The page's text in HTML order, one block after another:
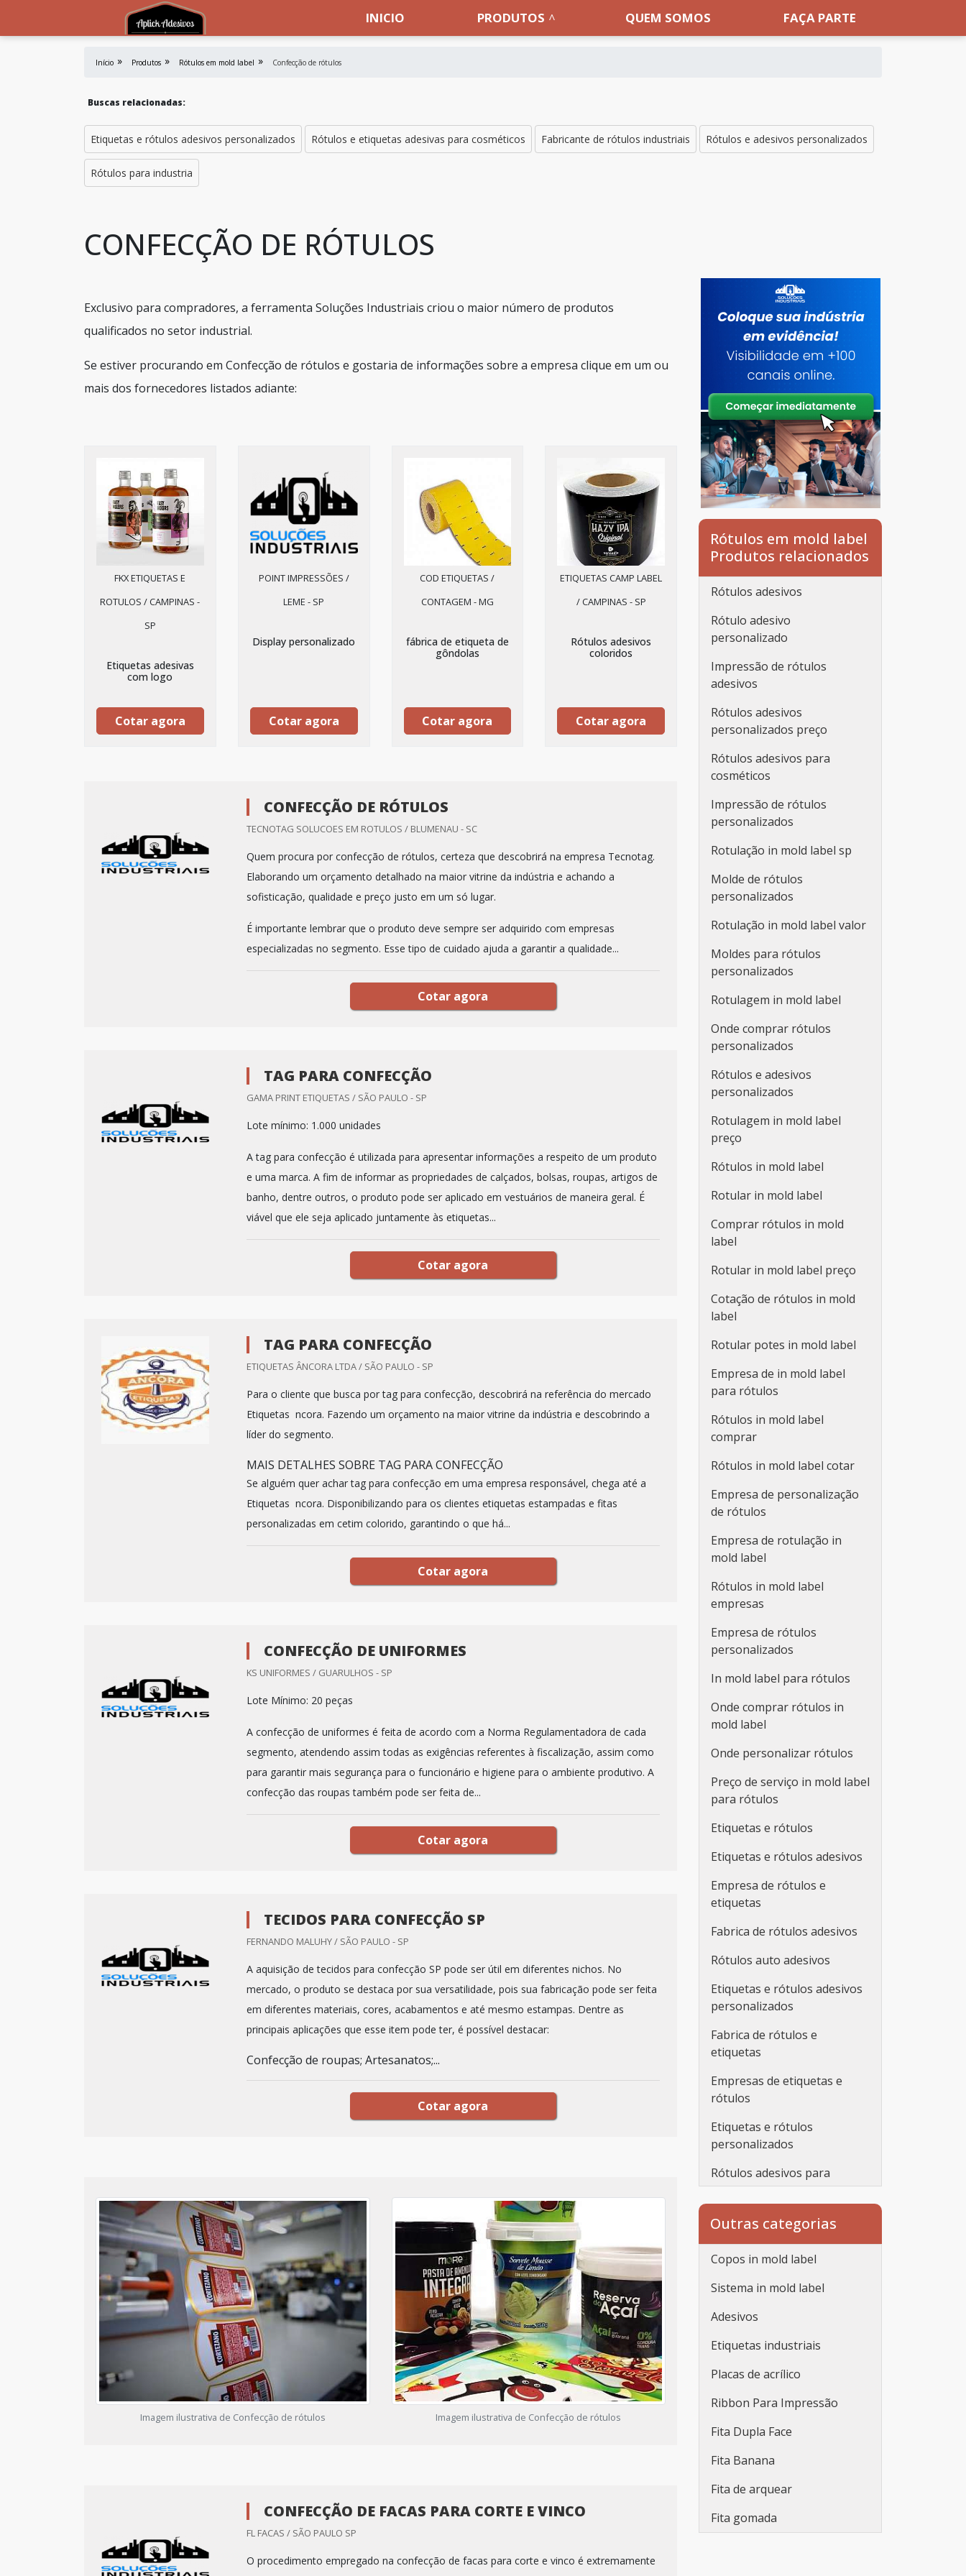
INICIO PRODUTOS QUEM SOMOS FAÇA PARTE
Início Produtos Rótulos em mold label Confecção de rótulos
Buscas relacionadas:
Etiquetas e rótulos adesivos personalizados Rótulos e etiquetas adesivas para cosméticos Fabricante de rótulos industriais Rótulos e adesivos personalizados
Rótulos para industria
CONFECÇÃO DE RÓTULOS
Exclusivo para compradores, a ferramenta Soluções Industriais criou o maior número de produtos
qualificados no setor industrial.
Se estiver procurando em Confecção de rótulos e gostaria de informações sobre a empresa clique em um ou
mais dos fornecedores listados adiante:
FKX ETIQUETAS E
ROTULOS / CAMPINAS -
SP
Etiquetas adesivas
com logo
Cotar agora
POINT IMPRESSÕES /
LEME - SP
Display personalizado
Cotar agora
COD ETIQUETAS /
CONTAGEM - MG
fábrica de etiqueta de
gôndolas
Cotar agora
ETIQUETAS CAMP LABEL
/ CAMPINAS - SP
Rótulos adesivos
coloridos
Cotar agora
CONFECÇÃO DE RÓTULOS
TECNOTAG SOLUCOES EM ROTULOS / BLUMENAU - SC
Quem procura por confecção de rótulos, certeza que descobrirá na empresa Tecnotag.
Elaborando um orçamento detalhado na maior vitrine da indústria e achando a
sofisticação, qualidade e preço justo em um só lugar.
É importante lembrar que o produto deve sempre ser adquirido com empresas
especializadas no segmento. Esse tipo de cuidado ajuda a garantir a qualidade...
Cotar agora
TAG PARA CONFECÇÃO
GAMA PRINT ETIQUETAS / SÃO PAULO - SP
Lote mínimo: 1.000 unidades
A tag para confecção é utilizada para apresentar informações a respeito de um produto
e uma marca. A fim de informar as propriedades de calçados, bolsas, roupas, artigos de
banho, dentre outros, o produto pode ser aplicado em vestuários de maneira geral. É
viável que ele seja aplicado juntamente às etiquetas...
Cotar agora
TAG PARA CONFECÇÃO
ETIQUETAS ÂNCORA LTDA / SÃO PAULO - SP
Para o cliente que busca por tag para confecção, descobrirá na referência do mercado
Etiquetas ncora. Fazendo um orçamento na maior vitrine da indústria e descobrindo a
líder do segmento.
MAIS DETALHES SOBRE TAG PARA CONFECÇÃO
Se alguém quer achar tag para confecção em uma empresa responsável, chega até a
Etiquetas ncora. Disponibilizando para os clientes etiquetas estampadas e fitas
personalizadas em cetim colorido, garantindo o que há...
Cotar agora
CONFECÇÃO DE UNIFORMES
KS UNIFORMES / GUARULHOS - SP
Lote Mínimo: 20 peças
A confecção de uniformes é feita de acordo com a Norma Regulamentadora de cada
segmento, atendendo assim todas as exigências referentes à fiscalização, assim como
para garantir mais segurança para o funcionário e higiene para o ambiente produtivo. A
confecção das roupas também pode ser feita de...
Cotar agora
TECIDOS PARA CONFECÇÃO SP
FERNANDO MALUHY / SÃO PAULO - SP
A aquisição de tecidos para confecção SP pode ser útil em diferentes nichos. No
mercado, o produto se destaca por sua versatilidade, pois sua fabricação pode ser feita
em diferentes materiais, cores, acabamentos e até mesmo estampas. Dentre as
principais aplicações que esse item pode ter, é possível destacar:
Confecção de roupas; Artesanatos;...
Cotar agora
Imagem ilustrativa de Confecção de rótulos Imagem ilustrativa de Confecção de rótulos
CONFECÇÃO DE FACAS PARA CORTE E VINCO
FL FACAS / SÃO PAULO SP
O procedimento empregado na confecção de facas para corte e vinco é extremamente
Rótulos em mold label
Produtos relacionados
Rótulos adesivos
Rótulo adesivo
personalizado
Impressão de rótulos
adesivos
Rótulos adesivos
personalizados preço
Rótulos adesivos para
cosméticos
Impressão de rótulos
personalizados
Rotulação in mold label sp
Molde de rótulos
personalizados
Rotulação in mold label valor
Moldes para rótulos
personalizados
Rotulagem in mold label
Onde comprar rótulos
personalizados
Rótulos e adesivos
personalizados
Rotulagem in mold label
preço
Rótulos in mold label
Rotular in mold label
Comprar rótulos in mold
label
Rotular in mold label preço
Cotação de rótulos in mold
label
Rotular potes in mold label
Empresa de in mold label
para rótulos
Rótulos in mold label
comprar
Rótulos in mold label cotar
Empresa de personalização
de rótulos
Empresa de rotulação in
mold label
Rótulos in mold label
empresas
Empresa de rótulos
personalizados
In mold label para rótulos
Onde comprar rótulos in
mold label
Onde personalizar rótulos
Preço de serviço in mold label
para rótulos
Etiquetas e rótulos
Etiquetas e rótulos adesivos
Empresa de rótulos e
etiquetas
Fabrica de rótulos adesivos
Rótulos auto adesivos
Etiquetas e rótulos adesivos
personalizados
Fabrica de rótulos e
etiquetas
Empresas de etiquetas e
rótulos
Etiquetas e rótulos
personalizados
Rótulos adesivos para
embalagens
Rótulos adesivos
Rótulos personalizados
adesivos
Rótulos plásticos adesivos
Rótulos adesivos e etiquetas
Rótulos adesivos para
Empresa fabricante de
rótulos
Fabricantes de rótulos
adesivos
Outras categorias
Copos in mold label
Sistema in mold label
Adesivos
Etiquetas industriais
Placas de acrílico
Ribbon Para Impressão
Fita Dupla Face
Fita Banana
Fita de arquear
Fita gomada